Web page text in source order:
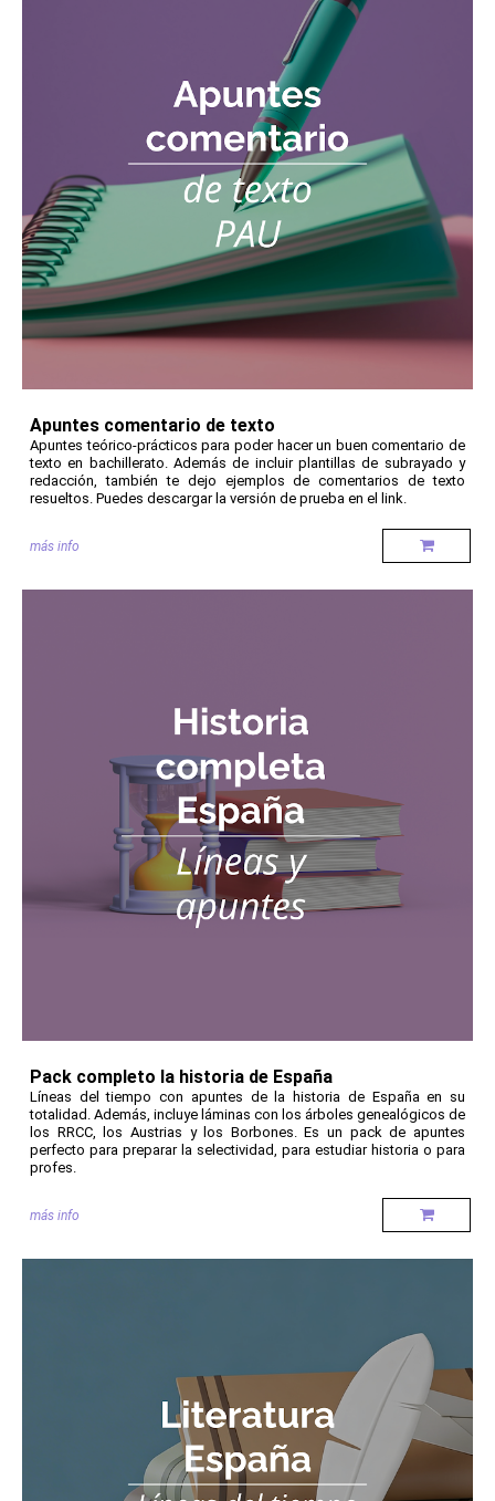
Apuntes comentario de texto
Apuntes teórico-prácticos para poder hacer un buen comentario de
texto en bachillerato. Además de incluir plantillas de subrayado y
redacción, también te dejo ejemplos de comentarios de texto
resueltos. Puedes descargar la versión de prueba en el link.
más info
Pack completo la historia de España
Líneas del tiempo con apuntes de la historia de España en su
totalidad. Además, incluye láminas con los árboles genealógicos de
los RRCC, los Austrias y los Borbones. Es un pack de apuntes
perfecto para preparar la selectividad, para estudiar historia o para
profes.
más info